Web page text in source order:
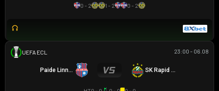
0 - 2 1 - 2 0 - 2
23:00 - 06.08
Paide Linnameeskond SK Rapid Wien